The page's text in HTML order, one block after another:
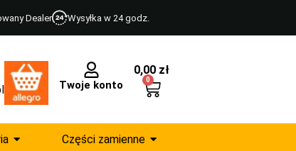
Dealer Wysyłka w 24 godz.
Twoje konto
0,00 zł
0
Części zamienne